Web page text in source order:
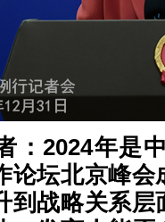
：2024年是
论坛北京峰
到战略关系